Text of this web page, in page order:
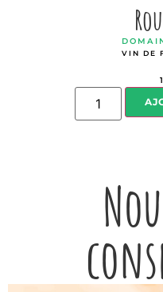
VIN DE